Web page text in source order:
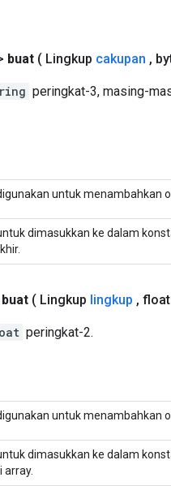
buat ( Lingkup cakupan ,
peringkat-3, masing-
untuk menambahkan
dimasukkan ke dalam
buat ( Lingkup lingkup ,
peringkat-2.
untuk menambahkan
dimasukkan ke dalam
array.